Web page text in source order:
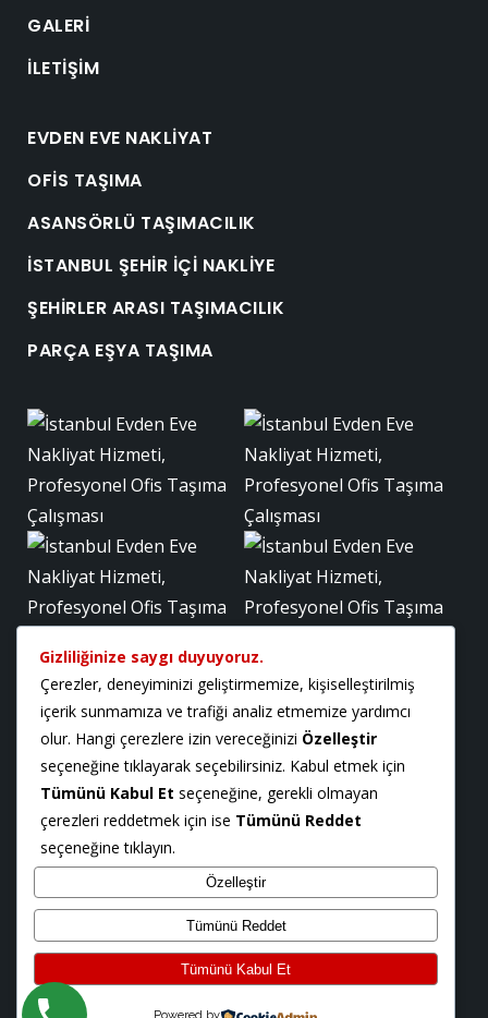
GALERI
İLETIŞIM
EVDEN EVE NAKLIYAT
OFIS TAŞIMA
ASANSÖRLÜ TAŞIMACILIK
İSTANBUL ŞEHIR İÇI NAKLIYE
ŞEHIRLER ARASI TAŞIMACILIK
PARÇA EŞYA TAŞIMA
Gizliliğinize saygı duyuyoruz.
Çerezler, deneyiminizi geliştirmemize, kişiselleştirilmiş
içerik sunmamıza ve trafiği analiz etmemize yardımcı
olur. Hangi çerezlere izin vereceğinizi Özelleştir
seçeneğine tıklayarak seçebilirsiniz. Kabul etmek için
Tümünü Kabul Et seçeneğine, gerekli olmayan
çerezleri reddetmek için ise Tümünü Reddet
seçeneğine tıklayın.
Özelleştir
Tümünü Reddet
Tümünü Kabul Et